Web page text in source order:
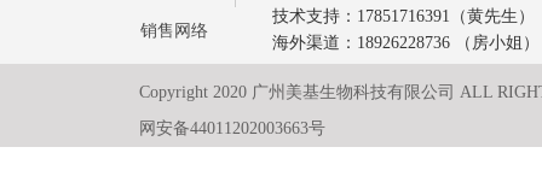
销售网络
技术支持：17851716391（黄先生）
海外渠道：18926228736 （房小姐）
Copyright 2020 广州美基生物科技有限公司 ALL
网安备44011202003663号